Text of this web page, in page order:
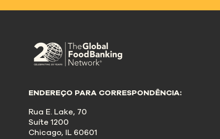
ENDEREÇO PARA CORRESPONDÊNCIA:
Rua E. Lake, 70
Suíte 1200
Chicago, IL 60601